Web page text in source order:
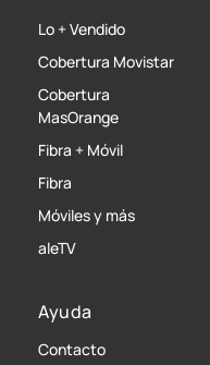
Lo + Vendido
Cobertura Movistar
Cobertura
MasOrange
Fibra + Móvil
Fibra
Móviles y más
aleTV
Ayuda
Contacto